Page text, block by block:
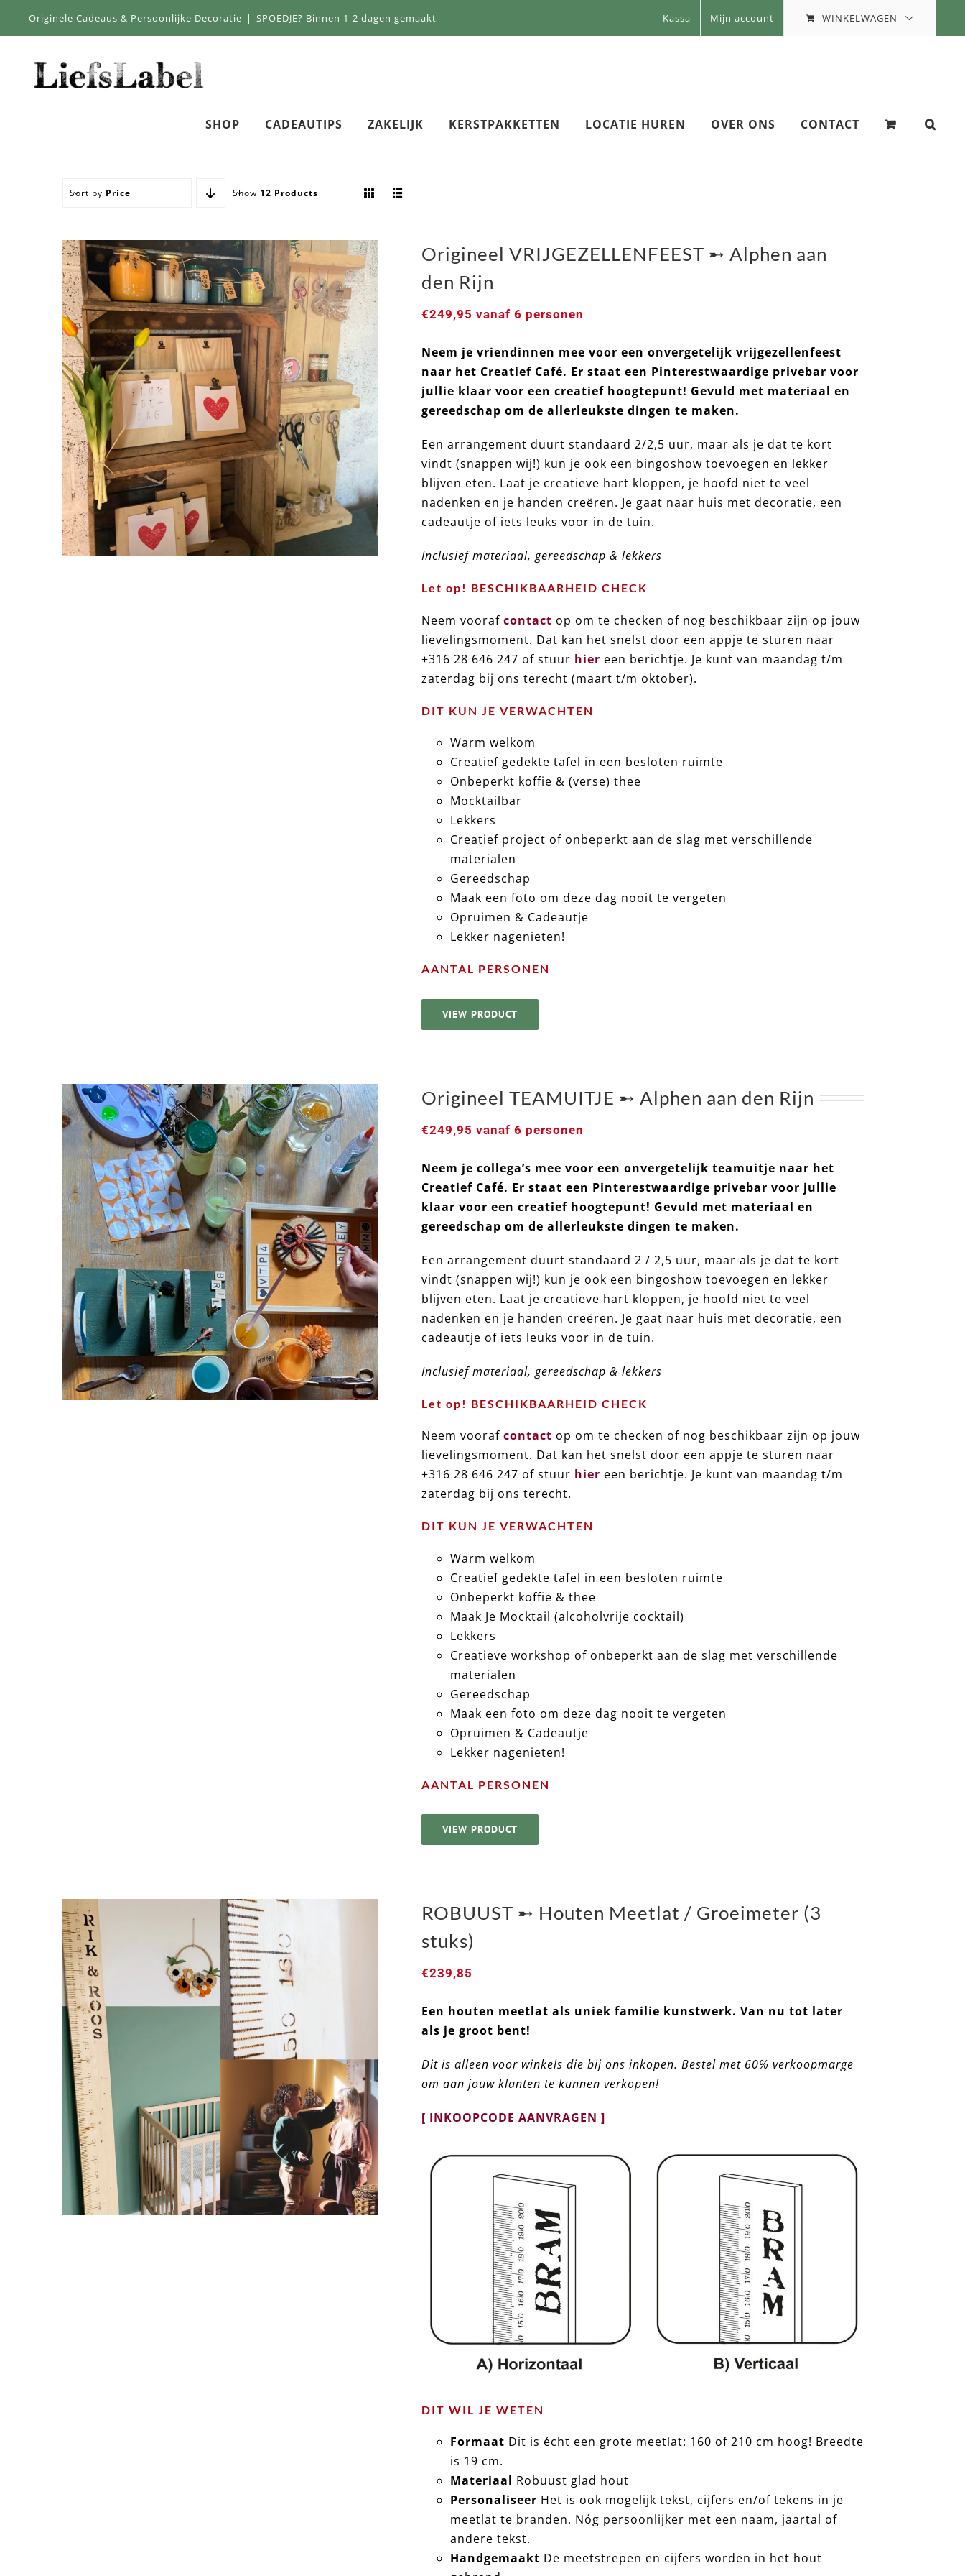
Originele Cadeaus & Persoonlijke Decoratie | SPOEDJE? Binnen 1-2 dagen gemaakt Kassa Mijn account WINKELWAGEN
SHOP CADEAUTIPS ZAKELIJK KERSTPAKKETTEN LOCATIE HUREN OVER ONS CONTACT
Sort by Price Show 12 Products
Origineel VRIJGEZELLENFEEST ➸ Alphen aan
den Rijn
€249,95 vanaf 6 personen
Neem je vriendinnen mee voor een onvergetelijk vrijgezellenfeest
naar het Creatief Café. Er staat een Pinterestwaardige privebar voor
jullie klaar voor een creatief hoogtepunt! Gevuld met materiaal en
gereedschap om de allerleukste dingen te maken.
Een arrangement duurt standaard 2/2,5 uur, maar als je dat te kort
vindt (snappen wij!) kun je ook een bingoshow toevoegen en lekker
blijven eten. Laat je creatieve hart kloppen, je hoofd niet te veel
nadenken en je handen creëren. Je gaat naar huis met decoratie, een
cadeautje of iets leuks voor in de tuin.
Inclusief materiaal, gereedschap & lekkers
Let op! BESCHIKBAARHEID CHECK
Neem voorafcontact op om te checken of nog beschikbaar zijn op jouw
lievelingsmoment. Dat kan het snelst door een appje te sturen naar
+316 28 646 247 of stuur hier een berichtje. Je kunt van maandag t/m
zaterdag bij ons terecht (maart t/m oktober).
DIT KUN JE VERWACHTEN
Warm welkom
Creatief gedekte tafel in een besloten ruimte
Onbeperkt koffie & (verse) thee
Mocktailbar
Lekkers
Creatief project of onbeperkt aan de slag met verschillende
materialen
Gereedschap
Maak een foto om deze dag nooit te vergeten
Opruimen & Cadeautje
Lekker nagenieten!
AANTAL PERSONEN
VIEW PRODUCT
Origineel TEAMUITJE ➸ Alphen aan den Rijn
€249,95 vanaf 6 personen
Neem je collega’s mee voor een onvergetelijk teamuitje naar het
Creatief Café. Er staat een Pinterestwaardige privebar voor jullie
klaar voor een creatief hoogtepunt! Gevuld met materiaal en
gereedschap om de allerleukste dingen te maken.
Een arrangement duurt standaard 2 / 2,5 uur, maar als je dat te kort
vindt (snappen wij!) kun je ook een bingoshow toevoegen en lekker
blijven eten. Laat je creatieve hart kloppen, je hoofd niet te veel
nadenken en je handen creëren. Je gaat naar huis met decoratie, een
cadeautje of iets leuks voor in de tuin.
Inclusief materiaal, gereedschap & lekkers
Let op! BESCHIKBAARHEID CHECK
Neem voorafcontact op om te checken of nog beschikbaar zijn op jouw
lievelingsmoment. Dat kan het snelst door een appje te sturen naar
+316 28 646 247 of stuur hier een berichtje. Je kunt van maandag t/m
zaterdag bij ons terecht.
DIT KUN JE VERWACHTEN
Warm welkom
Creatief gedekte tafel in een besloten ruimte
Onbeperkt koffie & thee
Maak Je Mocktail (alcoholvrije cocktail)
Lekkers
Creatieve workshop of onbeperkt aan de slag met verschillende
materialen
Gereedschap
Maak een foto om deze dag nooit te vergeten
Opruimen & Cadeautje
Lekker nagenieten!
AANTAL PERSONEN
VIEW PRODUCT
ROBUUST ➸ Houten Meetlat / Groeimeter (3
stuks)
€239,85
Een houten meetlat als uniek familie kunstwerk. Van nu tot later
als je groot bent!
Dit is alleen voor winkels die bij ons inkopen. Bestel met 60% verkoopmarge
om aan jouw klanten te kunnen verkopen!
[ INKOOPCODE AANVRAGEN ]
DIT WIL JE WETEN
Formaat Dit is écht een grote meetlat: 160 of 210 cm hoog! Breedte
is 19 cm.
Materiaal Robuust glad hout
Personaliseer Het is ook mogelijk tekst, cijfers en/of tekens in je
meetlat te branden. Nóg persoonlijker met een naam, jaartal of
andere tekst.
Handgemaakt De meetstrepen en cijfers worden in het hout